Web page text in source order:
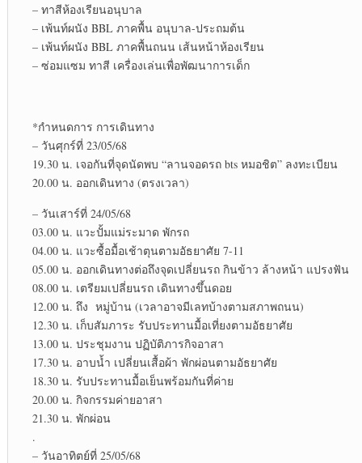
– ทาสีห้องเรียนอนุบาล
– เพ้นท์ผนัง​ BBL ภาคพื้น อนุบาล-ประถมต้น
– เพ้นท์ผนัง​ BBL ภาคพื้นถนน เส้นหน้าห้องเรียน
– ซ่อมแซม​ ทาสี เครื่องเล่นเพื่อพัฒนา​การเด็ก
*กำหนดการ การเดินทาง
– วันศุก​ร์ที่​ 23/05/68
19.30 น. เจอกันที่จุดนัดพบ “ลานจอดรถ bts หมอ​ชิต” ลงทะเบียน
20.00 น. ออกเดินทาง (ตรงเวลา)​
– วันเสาร์​ที่​ 24/05/68
03.00 น. แวะปั้มแม่ระมาด พักรถ
04.00 น. แวะซื้อมื้อเช้าตุนตามอัธยาศัย 7-11
05.00 น. ออกเดินทางต่อถึงจุดเปลี่ยน​รถ กินข้าว​ ล้างหน้า​ แปรงฟัน​
08.00 น. เตรียมเปลี่ยน​รถ เดินทางขึ้นดอย
12.00 น. ถึง หมู่บ้าน​ (เวลาอาจมีเลทบ้างตามสภาพ​ถนน)
12.30 น. เก็บสัมภาระ​ รับประทาน​มื้อเที่ยงตามอัธยาศัย​
13.00 น. ประชุมงาน ปฏิบัติ​ภารกิจ​อาสา
17.30 น. อาบน้ำ เปลี่ยน​เสื้อผ้า พักผ่อน​ตามอัธยาศัย​
18.30 น. รับประทาน​มื้อเย็นพร้อมกันที่ค่าย
20.00 น. กิจกรรมค่ายอาสา
21.30 น. พักผ่อน
.
– วันอาทิตย์​ที่ 25/05/68